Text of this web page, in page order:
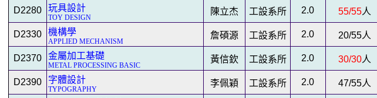
D2280 玩具設計
TOY DESIGN
陳立杰 工設系所 2.0 55/55人
D2330 機構學
APPLIED MECHANISM
詹碩源 工設系所 2.0 20/55人
D2370 金屬加工基礎
METAL PROCESSING BASIC
黃信欽 工設系所 2.0 30/30人
D2390 字體設計
TYPOGRAPHY
李佩穎 工設系所 2.0 47/55人